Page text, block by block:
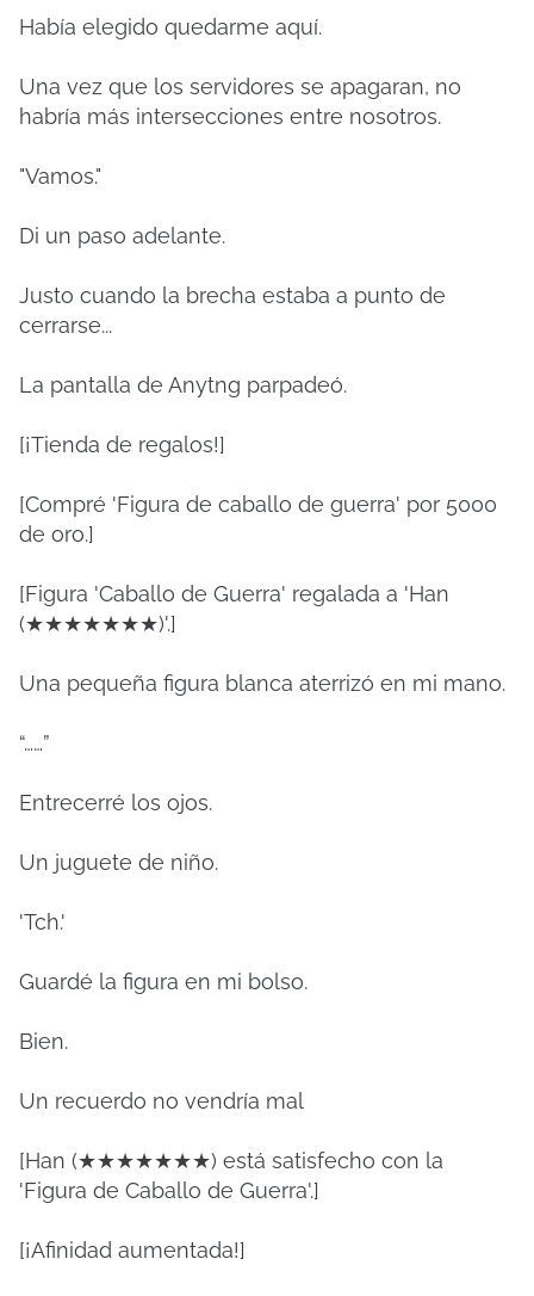
Había elegido quedarme aquí.
Una vez que los servidores se apagaran, no
habría más intersecciones entre nosotros.
"Vamos."
Di un paso adelante.
Justo cuando la brecha estaba a punto de
cerrarse...
La pantalla de Anytng parpadeó.
[¡Tienda de regalos!]
[Compré 'Figura de caballo de guerra' por 5000
de oro.]
[Figura 'Caballo de Guerra' regalada a 'Han
(★★★★★★★)'.]
Una pequeña figura blanca aterrizó en mi mano.
“……”
Entrecerré los ojos.
Un juguete de niño.
'Tch.'
Guardé la figura en mi bolso.
Bien.
Un recuerdo no vendría mal
[Han (★★★★★★★) está satisfecho con la
'Figura de Caballo de Guerra'.]
[¡Afinidad aumentada!]